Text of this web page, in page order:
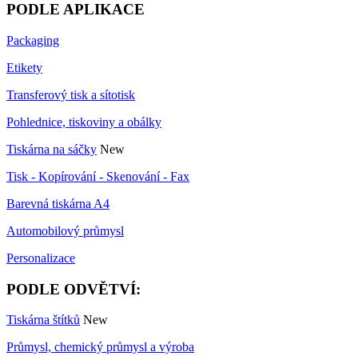
PODLE APLIKACE
Packaging
Etikety
Transferový tisk a sítotisk
Pohlednice, tiskoviny a obálky
Tiskárna na sáčky New
Tisk - Kopírování - Skenování - Fax
Barevná tiskárna A4
Automobilový průmysl
Personalizace
PODLE ODVĚTVÍ:
Tiskárna štítků New
Průmysl, chemický průmysl a výroba